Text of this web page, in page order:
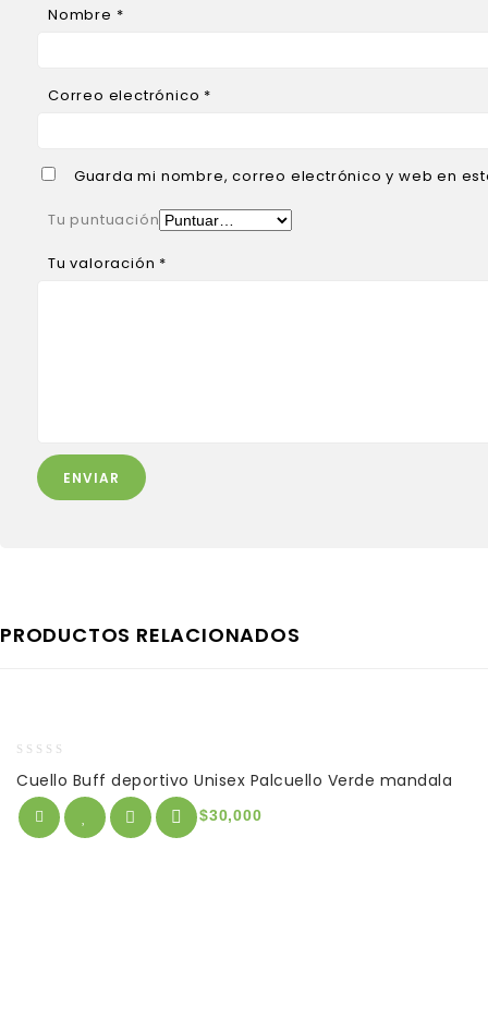
Nombre *
Correo electrónico *
Guarda mi nombre, correo electrónico y web en
Tu puntuación
Tu valoración *
PRODUCTOS RELACIONADOS
out
of
5
Cuello Buff deportivo Unisex Palcuello Verde mandala
$30,000